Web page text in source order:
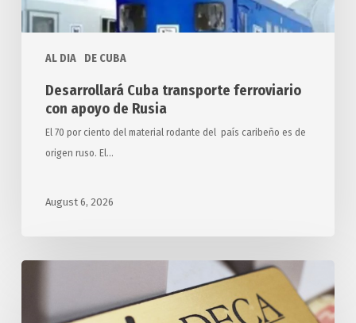
AL DIA DE CUBA
Desarrollará Cuba transporte ferroviario
con apoyo de Rusia
El 70 por ciento del material rodante del país caribeño es de
origen ruso. El…
August 6, 2026